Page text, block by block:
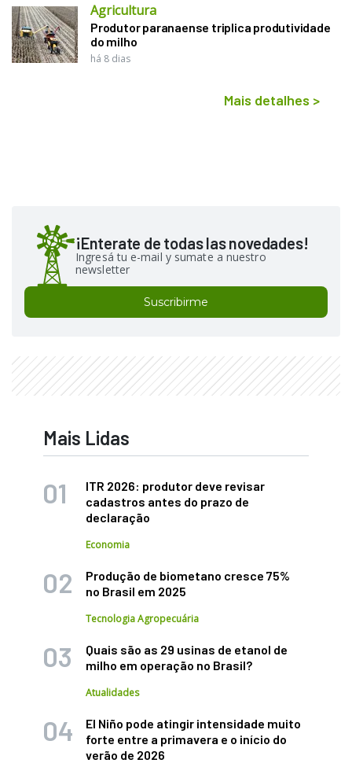
Agricultura
Produtor paranaense triplica produtividade
do milho
há 8 dias
Mais detalhes >
¡Enterate de todas las novedades!
Ingresá tu e-mail y sumate a nuestro
newsletter
Suscribirme
Mais Lidas
ITR 2026: produtor deve revisar
cadastros antes do prazo de
declaração
Economia
Produção de biometano cresce 75%
no Brasil em 2025
Tecnologia Agropecuária
Quais são as 29 usinas de etanol de
milho em operação no Brasil?
Atualidades
El Niño pode atingir intensidade muito
forte entre a primavera e o início do
verão de 2026